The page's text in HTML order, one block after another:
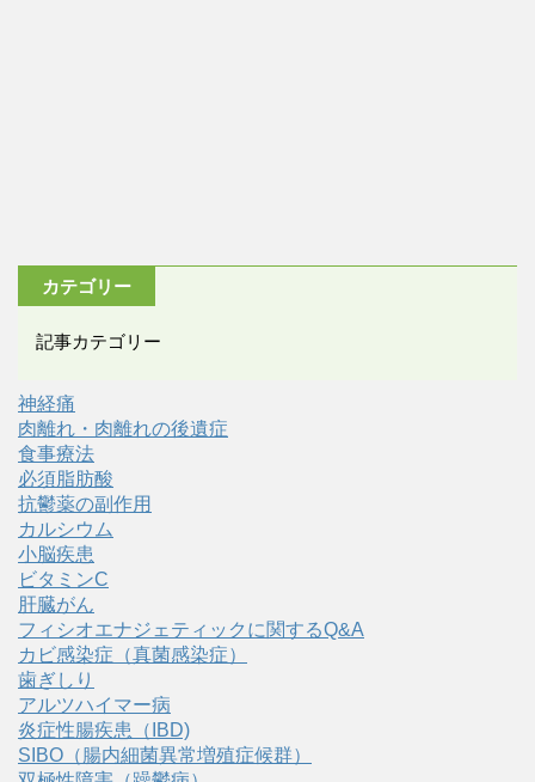
カテゴリー
記事カテゴリー
神経痛
肉離れ・肉離れの後遺症
食事療法
必須脂肪酸
抗鬱薬の副作用
カルシウム
小脳疾患
ビタミンC
肝臓がん
フィシオエナジェティックに関するQ&A
カビ感染症（真菌感染症）
歯ぎしり
アルツハイマー病
炎症性腸疾患（IBD)
SIBO（腸内細菌異常増殖症候群）